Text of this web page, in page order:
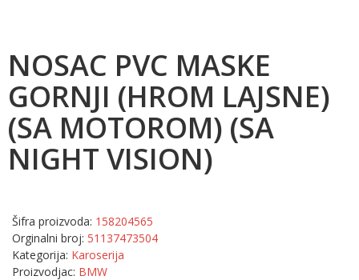
NOSAC PVC MASKE
GORNJI (HROM LAJSNE)
(SA MOTOROM) (SA
NIGHT VISION)
Šifra proizvoda: 158204565
Orginalni broj: 51137473504
Kategorija: Karoserija
Proizvodjac: BMW